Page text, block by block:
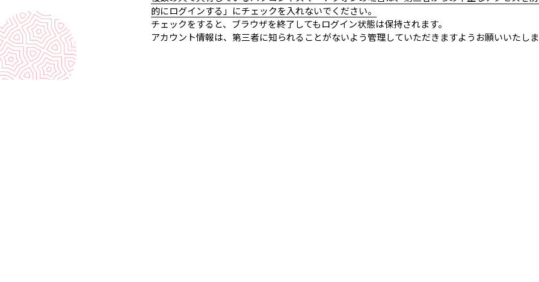
的にログインする」にチェックを入れないでください。
チェックをすると、ブラウザを終了してもログイン状態は保持されます。
アカウント情報は、第三者に知られることがないよう管理していただきますようお願いいたし